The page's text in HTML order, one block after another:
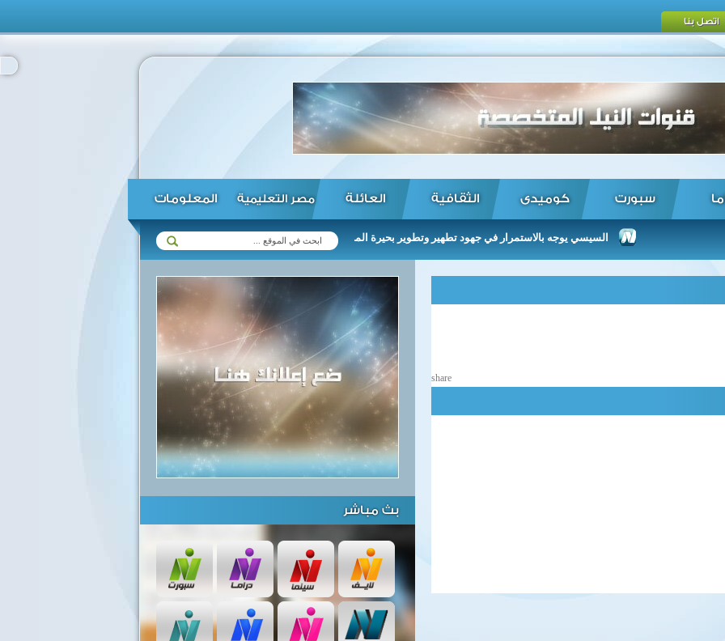
اتصل بنا
سبورت كوميدى الثقافية العائلة مصر التعليمية المعلومات
الأهلي يصل لنهائى الكأس على حساب بتروجيت ... السيسي يوجه بالاستمرار في جهود تطهير وتطوير بحيرة المنزلة وجميع البحيرات ...
share
بث مباشر